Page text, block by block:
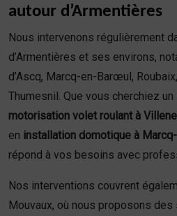
autour d’Armentières
Nous intervenons régulièrement
d’Armentières et ses environs,
d’Ascq, Marcq-en-Barœul,
Thumesnil. Que vous cherchiez
motorisation volet roulant à
en installation domotique à
répond à vos besoins avec
Nos interventions couvrent
Mouvaux, où nous proposons